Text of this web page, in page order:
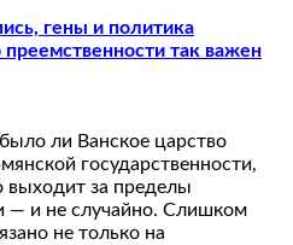
гены и политика
преемственности так важен
ли Ванское царство
государственности,
выходит за пределы
— и не случайно. Слишком
не только на